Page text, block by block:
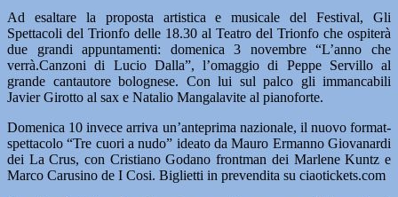
Ad esaltare la proposta artistica e musicale del Festival, Gli
Spettacoli del Trionfo delle 18.30 al Teatro del Trionfo che ospiterà
due grandi appuntamenti: domenica 3 novembre “L’anno che
verrà.Canzoni di Lucio Dalla”, l’omaggio di Peppe Servillo al
grande cantautore bolognese. Con lui sul palco gli immancabili
Javier Girotto al sax e Natalio Mangalavite al pianoforte.
Domenica 10 invece arriva un’anteprima nazionale, il nuovo format-
spettacolo “Tre cuori a nudo” ideato da Mauro Ermanno Giovanardi
dei La Crus, con Cristiano Godano frontman dei Marlene Kuntz e
Marco Carusino de I Cosi. Biglietti in prevendita su ciaotickets.com